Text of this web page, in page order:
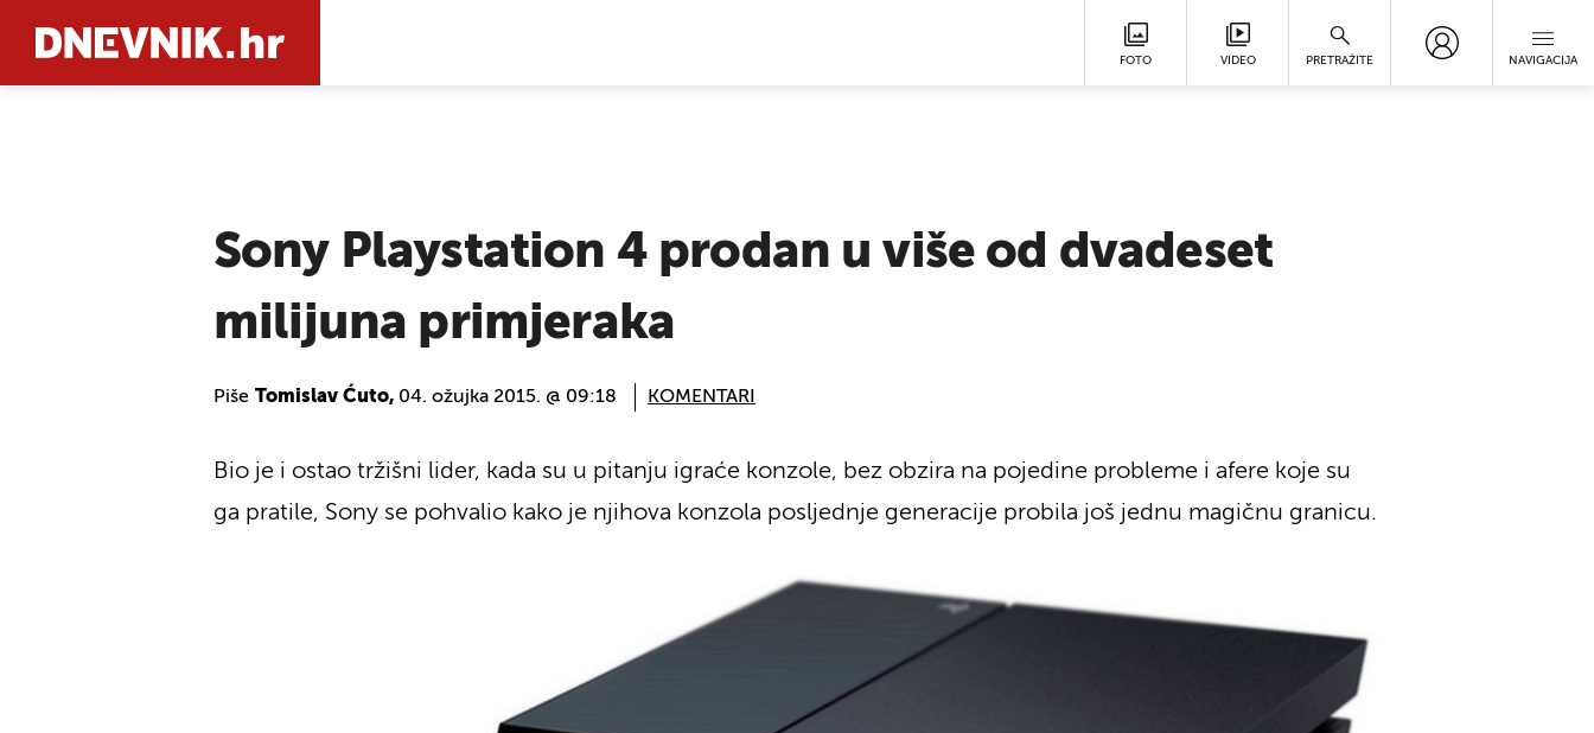
FOTO VIDEO PRETRAŽITE NAVIGACIJA
Sony Playstation 4 prodan u više od dvadeset
milijuna primjeraka
Piše Tomislav Ćuto, 04. ožujka 2015. @ 09:18 KOMENTARI
Bio je i ostao tržišni lider, kada su u pitanju igraće konzole, bez obzira na pojedine probleme i afere koje su
ga pratile, Sony se pohvalio kako je njihova konzola posljednje generacije probila još jednu magičnu granicu.